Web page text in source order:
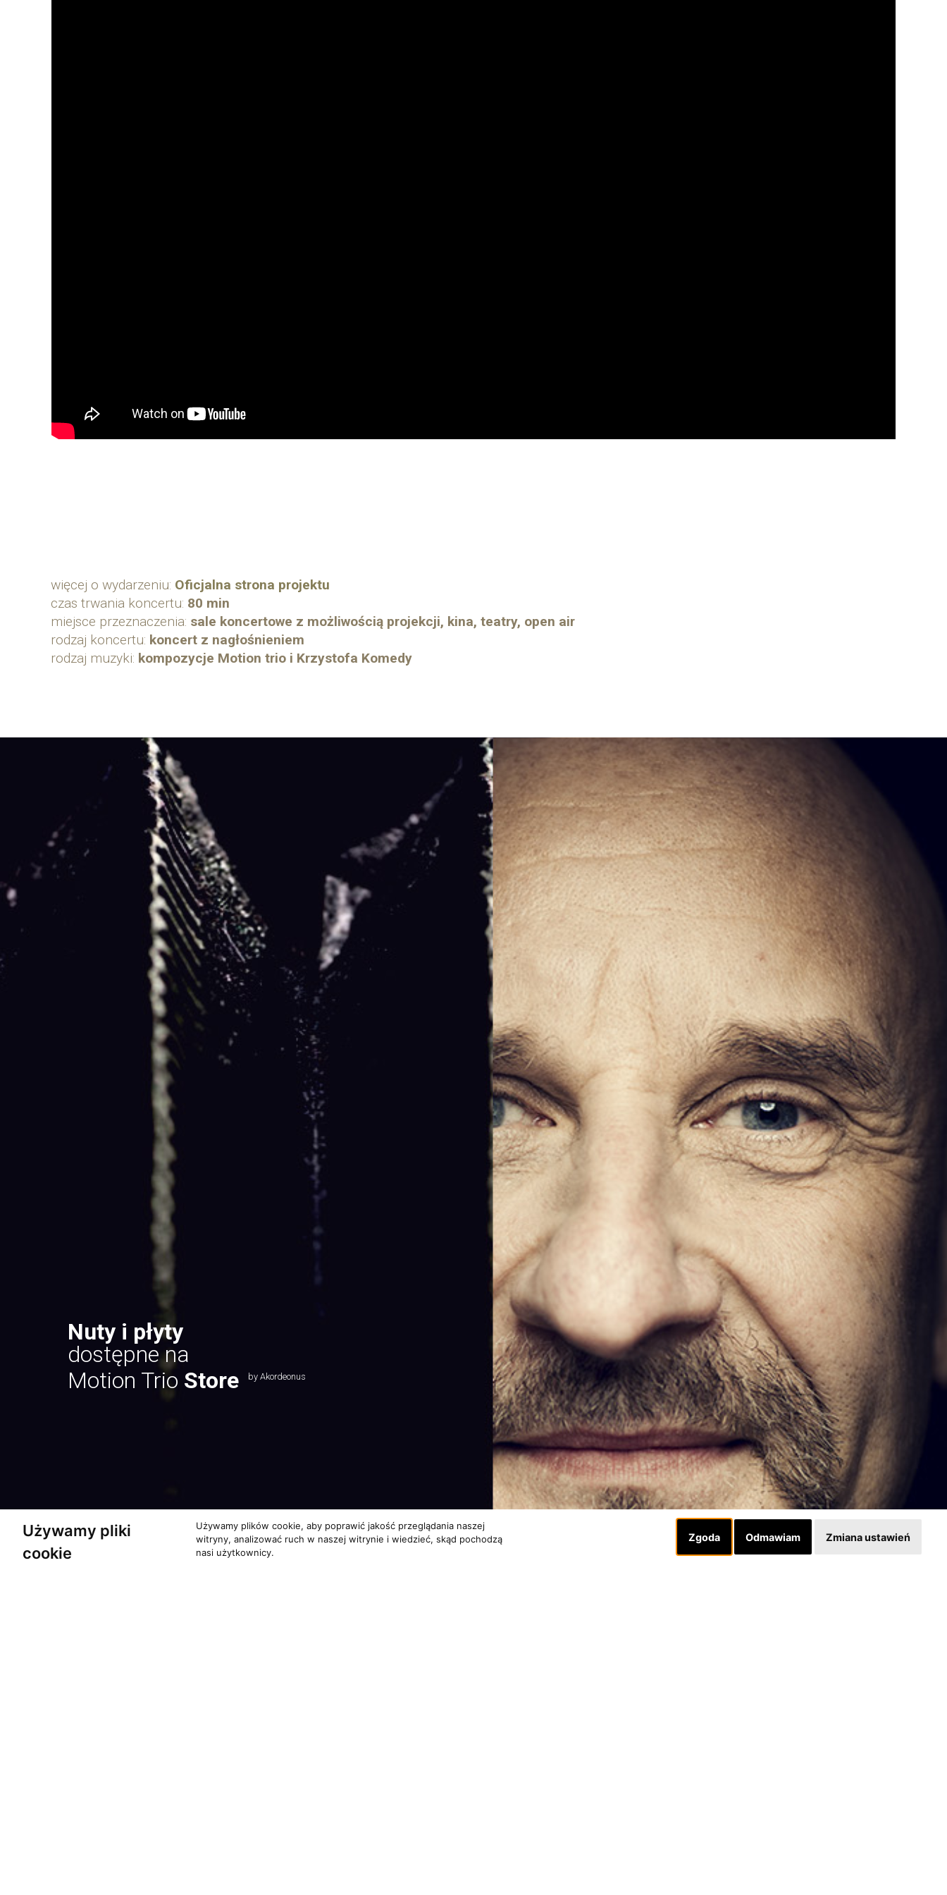
Używamy pliki
cookie
Używamy plików cookie, aby poprawić jakość przeglądania naszej
witryny, analizować ruch w naszej witrynie i wiedzieć, skąd pochodzą
nasi użytkownicy.
Zgoda Odmawiam Zmiana ustawień
więcej o wydarzeniu: Oficjalna strona projektu
czas trwania koncertu: 80 min
miejsce przeznaczenia: sale koncertowe z możliwością projekcji, kina, teatry, open air
rodzaj koncertu: koncert z nagłośnieniem
rodzaj muzyki: kompozycje Motion trio i Krzystofa Komedy
Nuty i płyty
dostępne na
Motion Trio Store by Akordeonus